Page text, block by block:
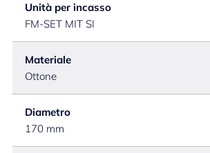
Unità per incasso
FM-SET MIT SI
Materiale
Ottone
Diametro
170 mm